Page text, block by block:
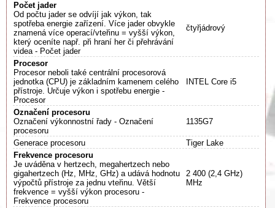
Počet jader
Od počtu jader se odvíjí jak výkon, tak
spotřeba energie zařízení. Více jader obvykle
znamená více operací/vteřinu = vyšší výkon,
který oceníte např. při hraní her či přehrávání
videa - Počet jader
čtyřjádrový
Procesor
Procesor neboli také centrální procesorová
jednotka (CPU) je základním kamenem celého
přístroje. Určuje výkon i spotřebu energie -
Procesor
INTEL Core i5
Označení procesoru
Označení výkonnostní řady - Označení
procesoru
1135G7
Generace procesoru
Tiger Lake
Frekvence procesoru
Je uváděna v hertzech, megahertzech nebo
gigahertzech (Hz, MHz, GHz) a udává hodnotu
výpočtů přístroje za jednu vteřinu. Větší
frekvence = vyšší výkon procesoru -
Frekvence procesoru
2 400 (2,4 GHz)
MHz